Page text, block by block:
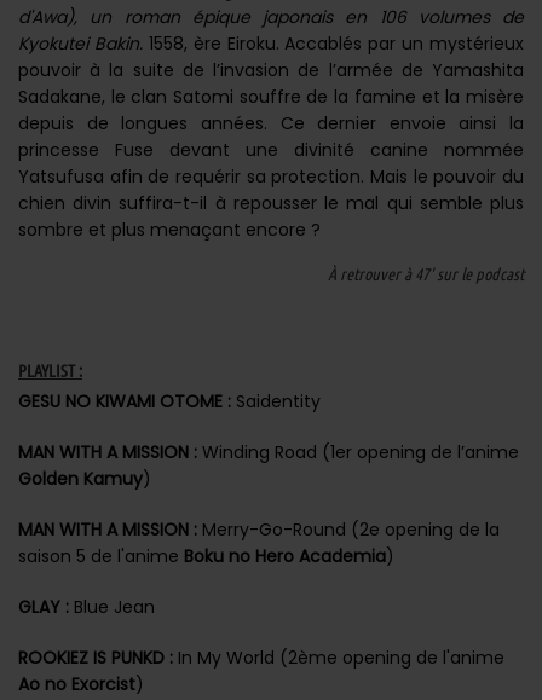
d'Awa), un roman épique japonais en 106 volumes de
Kyokutei Bakin. 1558, ère Eiroku. Accablés par un mystérieux
pouvoir à la suite de l’invasion de l’armée de Yamashita
Sadakane, le clan Satomi souffre de la famine et la misère
depuis de longues années. Ce dernier envoie ainsi la
princesse Fuse devant une divinité canine nommée
Yatsufusa afin de requérir sa protection. Mais le pouvoir du
chien divin suffira-t-il à repousser le mal qui semble plus
sombre et plus menaçant encore ?
À retrouver à 47' sur le podcast
PLAYLIST :
GESU NO KIWAMI OTOME : Saidentity
MAN WITH A MISSION : Winding Road (1er opening de l’anime
Golden Kamuy)
MAN WITH A MISSION : Merry-Go-Round (2e opening de la
saison 5 de l'anime Boku no Hero Academia)
GLAY : Blue Jean
ROOKIEZ IS PUNKD : In My World (2ème opening de l'anime
Ao no Exorcist)